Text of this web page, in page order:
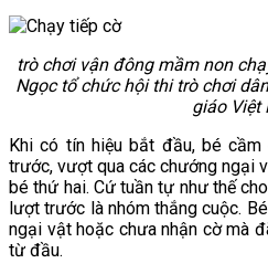
trò chơi vận đông mầm non
Ngọc tổ chức hội thi trò chơi
giáo Việt
Khi có tín hiệu bắt đầu, bé
trước, vượt qua các chướng ngại
bé thứ hai. Cứ tuần tự như thế
lượt trước là nhóm thắng cuộc.
ngại vật hoặc chưa nhận cờ mà
từ đầu.